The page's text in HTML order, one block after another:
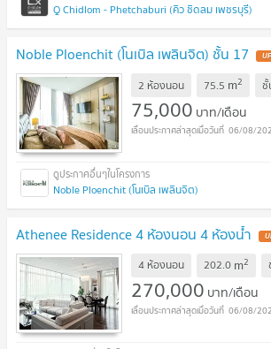
Q Chidlom - Phetchaburi (คิว ชิดลม เพชรบุรี)
Noble Ploenchit (โนเบิล เพลินจิต) ชั้น 17
2 ห้องนอน 75.5 m2 ชั้
75,000 บาท/เดือน
06/08/
Noble Ploenchit (โนเบิล เพลินจิต)
Athenee Residence 4 ห้องนอน 4 ห้องน้ำ
4 ห้องนอน 202.0 m2
270,000 บาท/เดือน
06/08/